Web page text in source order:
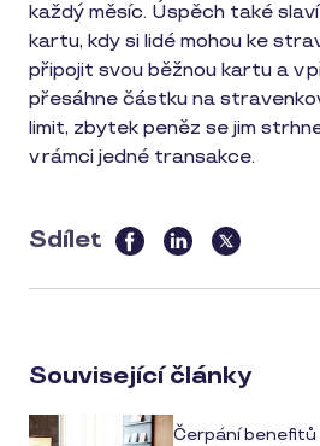
každý měsíc. Úspěch také
kartu, kdy si lidé mohou ke
připojit svou běžnou kartu a v
přesáhne částku na
limit, zbytek peněz se jim
v rámci jedné transakce.
Sdílet
this
article
media
Související články
Čerpání benefitů